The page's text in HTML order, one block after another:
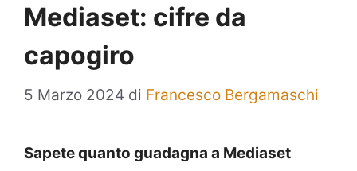
Mediaset: cifre da
capogiro
5 Marzo 2024 di Francesco Bergamaschi
Sapete quanto guadagna a Mediaset